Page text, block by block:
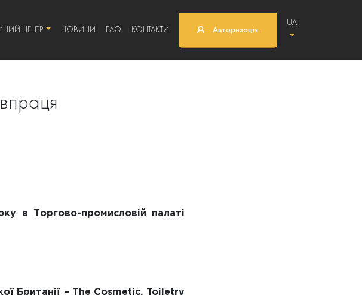
ЦЕНТР НОВИНИ FAQ КОНТАКТИ Авторизація
UA
в Торгово-промисловій палаті
Британії – The Cosmetic, Toiletry